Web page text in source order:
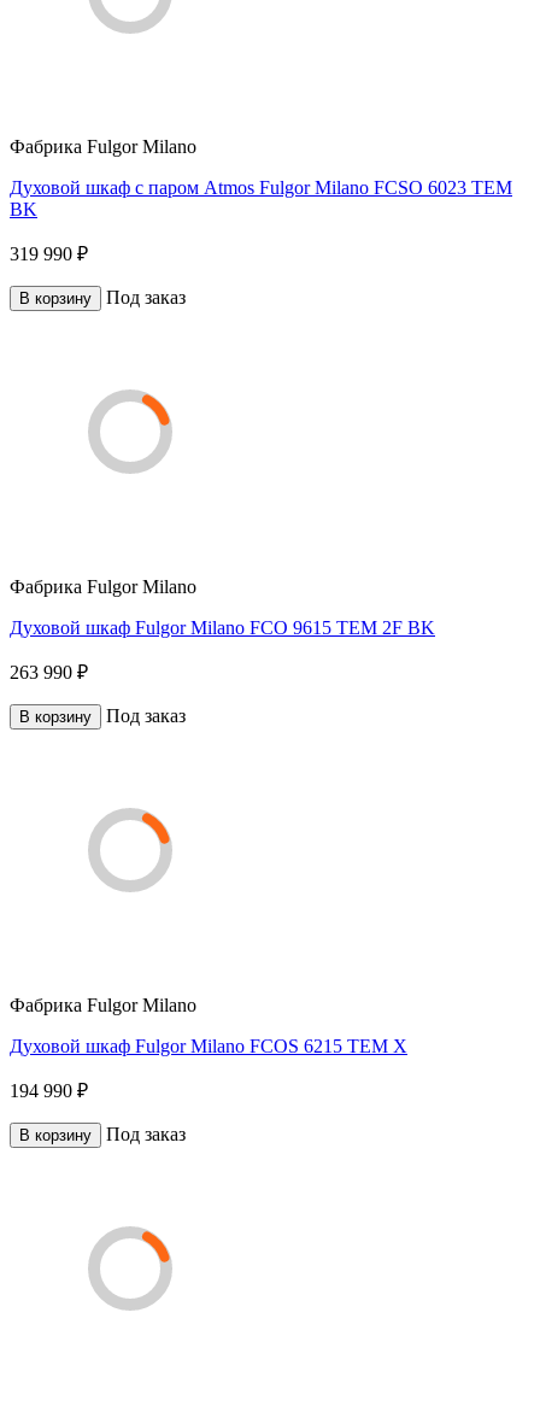
Фабрика Fulgor Milano
Духовой шкаф с паром Atmos Fulgor Milano FCSO 6023 TEM
BK
319 990 ₽
В корзину Под заказ
Фабрика Fulgor Milano
Духовой шкаф Fulgor Milano FCO 9615 TEM 2F BK
263 990 ₽
В корзину Под заказ
Фабрика Fulgor Milano
Духовой шкаф Fulgor Milano FCOS 6215 TEM X
194 990 ₽
В корзину Под заказ